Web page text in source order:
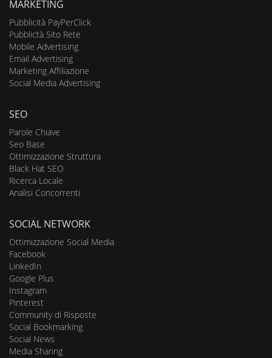
MARKETING
Pubblicità PayPerClick
Pubblictà Sito Rete
Mobile Advertising
Email Advertising
Marketing Affiliazione
Social Media Advertising
SEO
Parole Chiave
Seo Base
Ottimizzazione Struttura
Black Hat SEO
Ricerca Locale
Analisi Concorrenti
SOCIAL NETWORK
Ottimizzazione Social Media
Facebook
LinkedIn
Google Plus
Instagram
Pinterest
Community di Risposte
Social Bookmarking
Social News
Media Sharing